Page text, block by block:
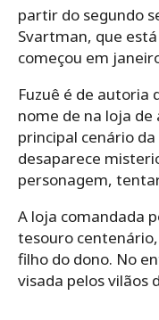
partir do segundo
Svartman, que
começou em
Fuzuê é de autoria
nome de na loja
principal cenário
desaparece
personagem,
A loja comandada
tesouro
filho do dono. No
visada pelos vilãos